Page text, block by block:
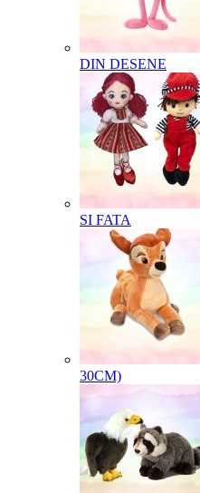
DIN DESENE
SI FATA
30CM)